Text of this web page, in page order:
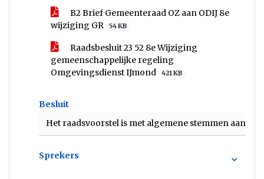
B2 Brief Gemeenteraad OZ aan ODIJ 8e
wijziging GR
54 KB
Raadsbesluit 23 52 8e Wijziging
gemeenschappelijke regeling
Omgevingsdienst IJmond
421 KB
Besluit
Het raadsvoorstel is met algemene stemmen
Sprekers